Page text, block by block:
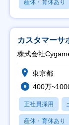
産休・育休あり
カスタマーサ
株式会社
東京都
400万
正社員採用
産休・育休あり